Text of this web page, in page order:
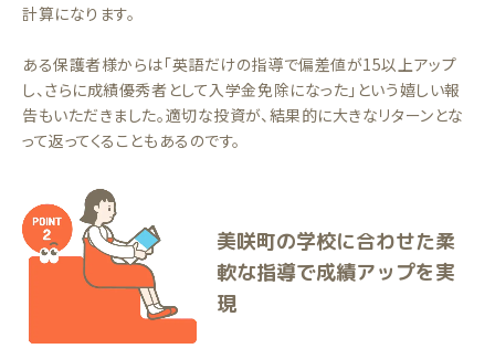
計算になります。
ある保護者様からは「英語だけの指導で偏差値が15以上アップ
し、さらに成績優秀者として入学金免除になった」という嬉しい報
告もいただきました。適切な投資が、結果的に大きなリターンとな
って返ってくることもあるのです。
美咲町の学校に合わせた柔
軟な指導で成績アップを実
現